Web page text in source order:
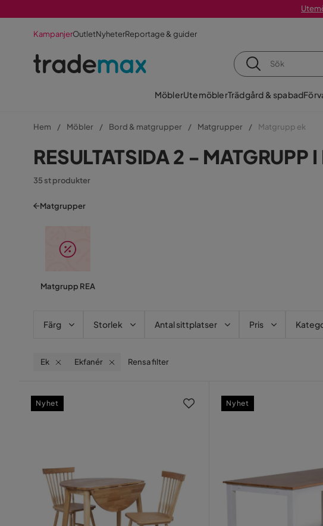
KampanjerOutletNyheterReportage & guider
MöblerUtemöblerTrädgård & spabad
Hem Möbler Bord & matgrupper Matgrupper Matgrupp ek
RESULTATSIDA 2 - MATGRUPP I
35 st produkter
Matgrupper
Matgrupp REA
Färg Storlek Antal sittplatser Pris
Ek Ekfanér Rensa filter
Nyhet Nyhet